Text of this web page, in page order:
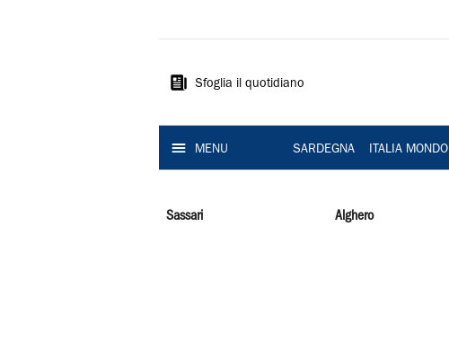
Sardegna
Sfoglia il quotidiano
MENU SARDEGNA ITALIA MONDO
Sassari Alghero